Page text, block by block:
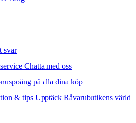
svar
Chatta med oss
på alla dina köp
& tips Upptäck Råvarubutikens värld